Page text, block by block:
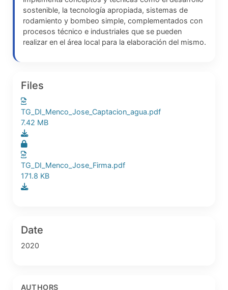
sostenible, la tecnología apropiada, sistemas de
rodamiento y bombeo simple, complementados con
procesos técnico e industriales que se pueden
realizar en el área local para la elaboración del mismo.
Files
TG_DI_Menco_Jose_Captacion_agua.pdf
7.42 MB
TG_DI_Menco_Jose_Firma.pdf
171.8 KB
Date
2020
AUTHORS